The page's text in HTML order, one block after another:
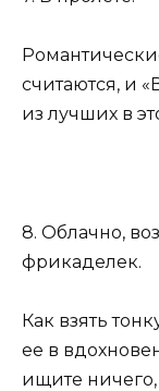
считаются, и
из лучших в
8. Облачно,
фрикаделек.
Как взять
ее в
ищите